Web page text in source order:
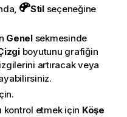
Stilseçeneğine
Genelsekmesinde
boyutunu grafiğin
artıracak veya
kontrol etmek için Köşe